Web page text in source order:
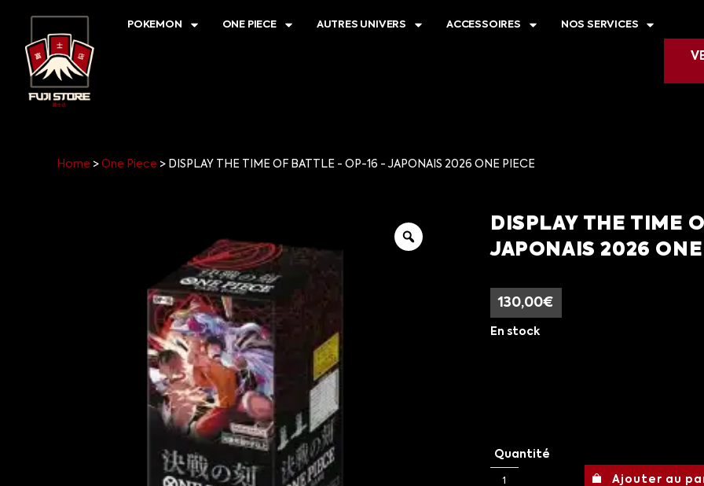
POKEMON ONE PIECE AUTRES UNIVERS ACCESSOIRES NOS SERVICES
Home > One Piece > DISPLAY THE TIME OF BATTLE - OP-16 - JAPONAIS 2026 ONE PIECE
DISPLAY THE TIME
JAPONAIS 2026
130,00€
En stock
Quantité
Ajouter au